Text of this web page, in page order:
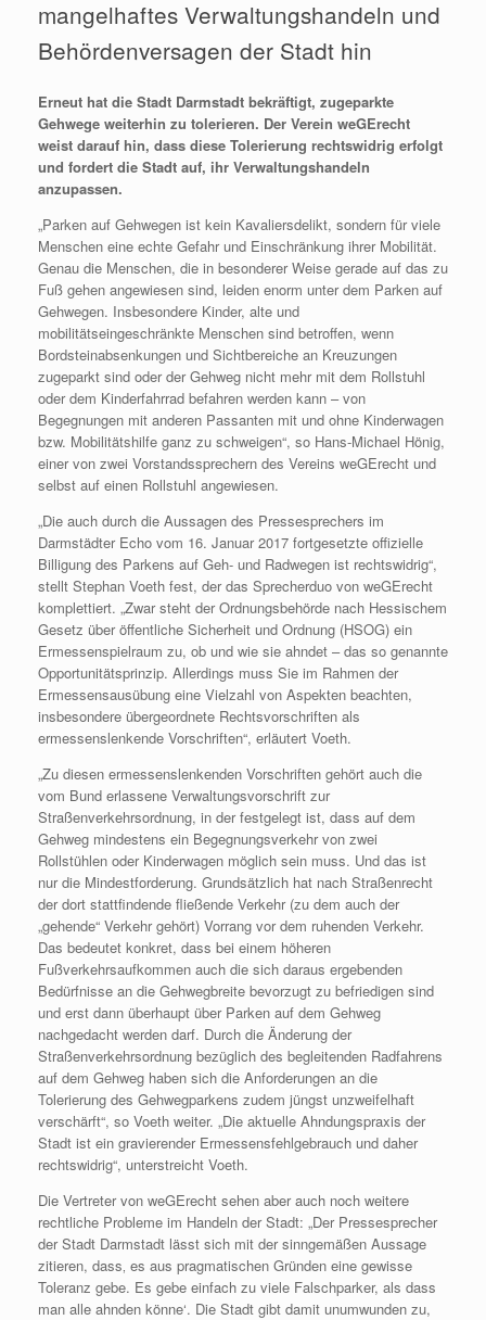
mangelhaftes Verwaltungshandeln und
Behördenversagen der Stadt hin
Erneut hat die Stadt Darmstadt bekräftigt, zugeparkte
Gehwege weiterhin zu tolerieren. Der Verein weGErecht
weist darauf hin, dass diese Tolerierung rechtswidrig erfolgt
und fordert die Stadt auf, ihr Verwaltungshandeln
anzupassen.
„Parken auf Gehwegen ist kein Kavaliersdelikt, sondern für viele
Menschen eine echte Gefahr und Einschränkung ihrer Mobilität.
Genau die Menschen, die in besonderer Weise gerade auf das zu
Fuß gehen angewiesen sind, leiden enorm unter dem Parken auf
Gehwegen. Insbesondere Kinder, alte und
mobilitätseingeschränkte Menschen sind betroffen, wenn
Bordsteinabsenkungen und Sichtbereiche an Kreuzungen
zugeparkt sind oder der Gehweg nicht mehr mit dem Rollstuhl
oder dem Kinderfahrrad befahren werden kann – von
Begegnungen mit anderen Passanten mit und ohne Kinderwagen
bzw. Mobilitätshilfe ganz zu schweigen“, so Hans-Michael Hönig,
einer von zwei Vorstandssprechern des Vereins weGErecht und
selbst auf einen Rollstuhl angewiesen.
„Die auch durch die Aussagen des Pressesprechers im
Darmstädter Echo vom 16. Januar 2017 fortgesetzte offizielle
Billigung des Parkens auf Geh- und Radwegen ist rechtswidrig“,
stellt Stephan Voeth fest, der das Sprecherduo von weGErecht
komplettiert. „Zwar steht der Ordnungsbehörde nach Hessischem
Gesetz über öffentliche Sicherheit und Ordnung (HSOG) ein
Ermessenspielraum zu, ob und wie sie ahndet – das so genannte
Opportunitätsprinzip. Allerdings muss Sie im Rahmen der
Ermessensausübung eine Vielzahl von Aspekten beachten,
insbesondere übergeordnete Rechtsvorschriften als
ermessenslenkende Vorschriften“, erläutert Voeth.
„Zu diesen ermessenslenkenden Vorschriften gehört auch die
vom Bund erlassene Verwaltungsvorschrift zur
Straßenverkehrsordnung, in der festgelegt ist, dass auf dem
Gehweg mindestens ein Begegnungsverkehr von zwei
Rollstühlen oder Kinderwagen möglich sein muss. Und das ist
nur die Mindestforderung. Grundsätzlich hat nach Straßenrecht
der dort stattfindende fließende Verkehr (zu dem auch der
„gehende“ Verkehr gehört) Vorrang vor dem ruhenden Verkehr.
Das bedeutet konkret, dass bei einem höheren
Fußverkehrsaufkommen auch die sich daraus ergebenden
Bedürfnisse an die Gehwegbreite bevorzugt zu befriedigen sind
und erst dann überhaupt über Parken auf dem Gehweg
nachgedacht werden darf. Durch die Änderung der
Straßenverkehrsordnung bezüglich des begleitenden Radfahrens
auf dem Gehweg haben sich die Anforderungen an die
Tolerierung des Gehwegparkens zudem jüngst unzweifelhaft
verschärft“, so Voeth weiter. „Die aktuelle Ahndungspraxis der
Stadt ist ein gravierender Ermessensfehlgebrauch und daher
rechtswidrig“, unterstreicht Voeth.
Die Vertreter von weGErecht sehen aber auch noch weitere
rechtliche Probleme im Handeln der Stadt: „Der Pressesprecher
der Stadt Darmstadt lässt sich mit der sinngemäßen Aussage
zitieren, dass‚ es aus pragmatischen Gründen eine gewisse
Toleranz gebe. Es gebe einfach zu viele Falschparker, als dass
man alle ahnden könne‘. Die Stadt gibt damit unumwunden zu,